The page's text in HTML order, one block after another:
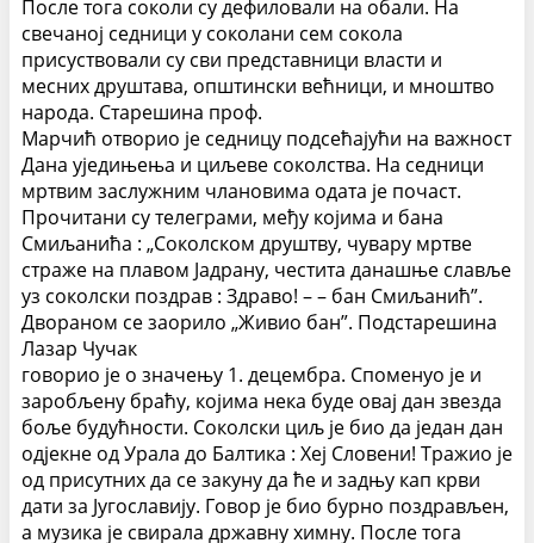
После тога соколи су дефиловали на обали. На
свечаној седници у соколани сем сокола
присуствовали су сви представници власти и
месних друштава, општински већници, и мноштво
народа. Старешина проф.
Марчић отворио је седницу подсећајући на важност
Дана уједињења и циљеве соколства. На седници
мртвим заслужним члановима одата је почаст.
Прочитани су телеграми, међу којима и бана
Смиљанића : „Соколском друштву, чувару мртве
страже на плавом Јадрану, честита данашње славље
уз соколски поздрав : Здраво! – – бан Смиљанић”.
Двораном се заорило „Живио бан”. Подстарешина
Лазар Чучак
говорио је о значењу 1. децембра. Споменуо је и
заробљену браћу, којима нека буде овај дан звезда
боље будућности. Соколски циљ је био да један дан
одјекне од Урала до Балтика : Хеј Словени! Тражио је
од присутних да се закуну да ће и задњу кап крви
дати за Југославију. Говор је био бурно поздрављен,
а музика је свирала државну химну. После тога